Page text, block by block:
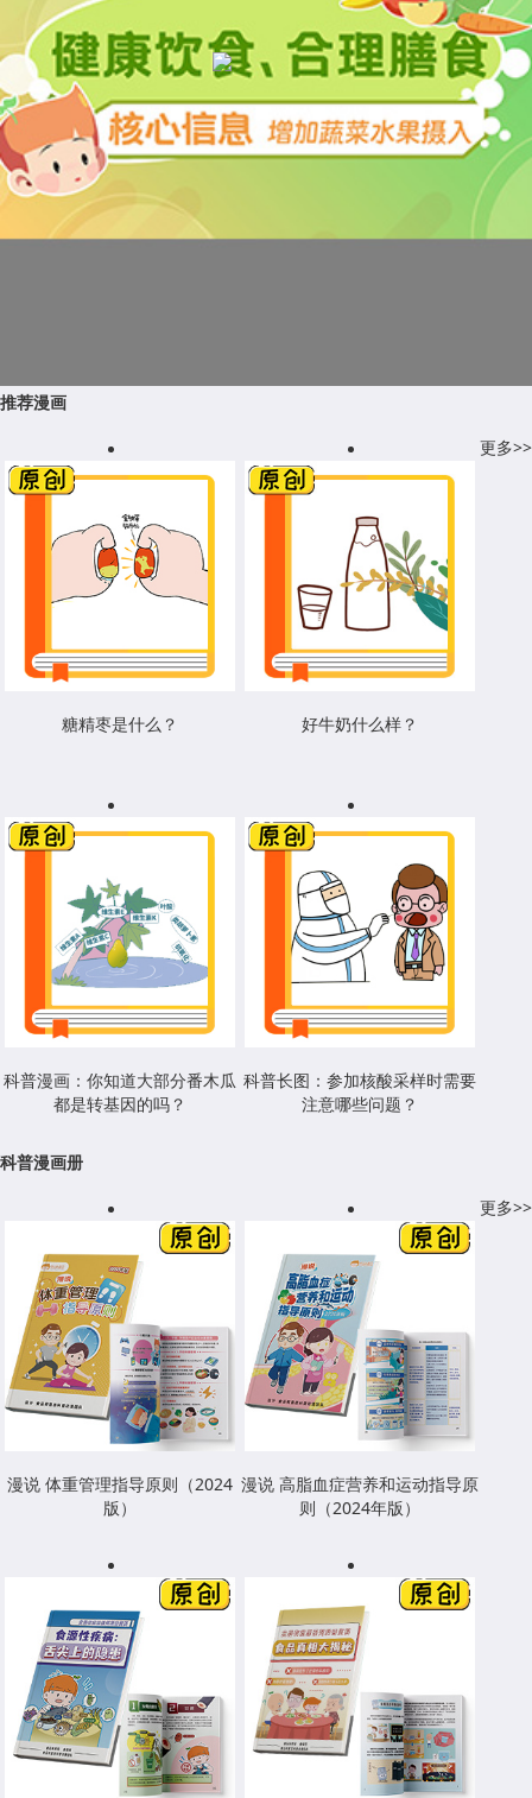
推荐漫画
更多>>
糖精枣是什么？ 好牛奶什么样？
科普漫画：你知道大部分番木瓜
都是转基因的吗？
科普长图：参加核酸采样时需要
注意哪些问题？
科普漫画册
更多>>
漫说 体重管理指导原则（2024
版）
漫说 高脂血症营养和运动指导原
则（2024年版）